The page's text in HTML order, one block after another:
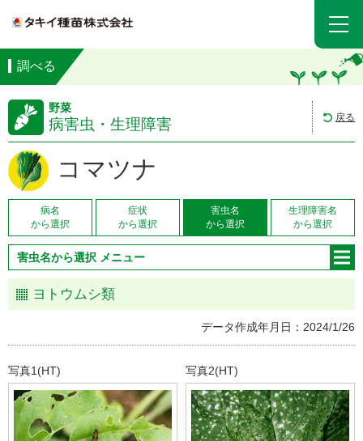
調べる
野菜
病害虫・生理障害 戻る
コマツナ
病名
から選択
症状
から選択
害虫名
から選択
生理障害名
から選択
害虫名から選択 メニュー
ヨトウムシ類
データ作成年月日：2024/1/26
写真1(HT) 写真2(HT)